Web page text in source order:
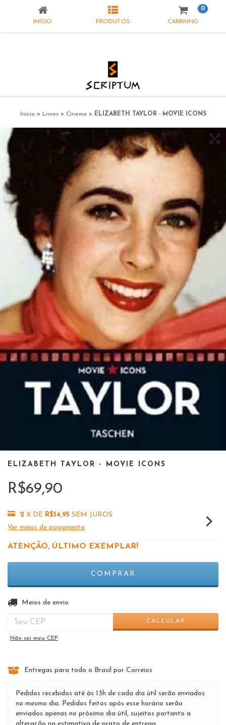
INÍCIO PRODUTOS CARRINHO
0
Início > Livros > Cinema > ELIZABETH TAYLOR - MOVIE ICONS
ELIZABETH TAYLOR - MOVIE ICONS
R$69,90
2 X DE R$34,95 SEM JUROS
Ver meios de pagamento
ATENÇÃO, ÚLTIMO EXEMPLAR!
Entregas para o CEP:
Meios de envio
CALCULAR
Não sei meu CEP
Entregas para todo o Brasil por Correios
Pedidos recebidos até às 13h de cada dia útil serão enviados
no mesmo dia. Pedidos feitos após esse horário serão
enviados apenas no próximo dia útil, sujeitos portanto a